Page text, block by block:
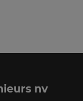
nv